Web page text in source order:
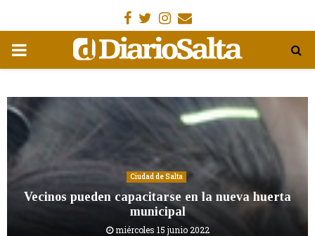
Facebook
Gorjeo
Instagram
Email
MENÚ
Ciudad de Salta
Vecinos pueden capacitarse en la nueva huerta
municipal
miércoles 15 junio 2022